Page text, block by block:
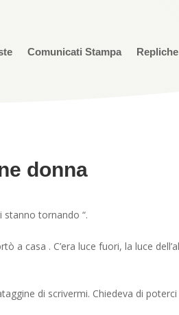
Comunicati Stampa Repliche
donna
stanno tornando “.
casa . C’era luce fuori, la luce
di scrivermi. Chiedeva di poterci